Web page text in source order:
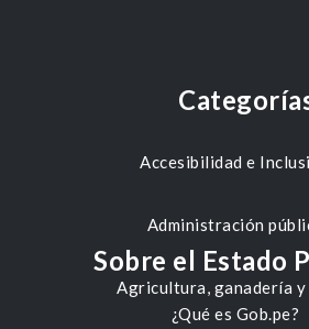
Accesibilidad e
Administración
Agricultura, ganadería y
Sobre el Estado
¿Qué es Gob.pe?